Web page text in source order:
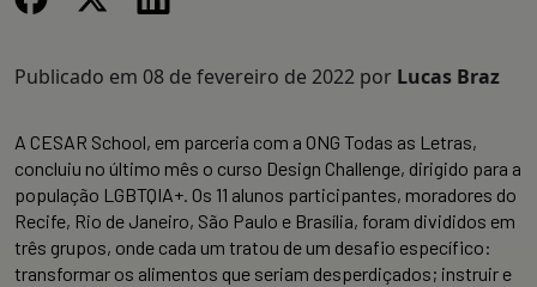
Publicado em 08 de fevereiro de 2022 por Lucas Braz
A CESAR School, em parceria com a ONG Todas as Letras,
concluiu no último mês o curso Design Challenge, dirigido para a
população LGBTQIA+. Os 11 alunos participantes, moradores do
Recife, Rio de Janeiro, São Paulo e Brasília, foram divididos em
três grupos, onde cada um tratou de um desafio específico:
transformar os alimentos que seriam desperdiçados; instruir e